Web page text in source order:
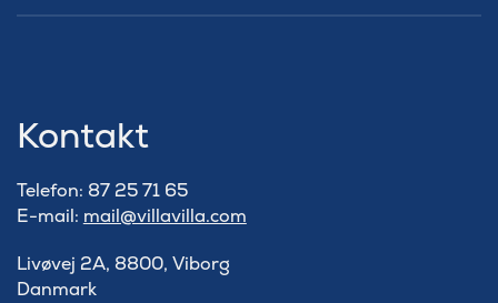
Kontakt
Telefon: 87 25 71 65
E-mail: mail@villavilla.com
Livøvej 2A, 8800, Viborg
Danmark